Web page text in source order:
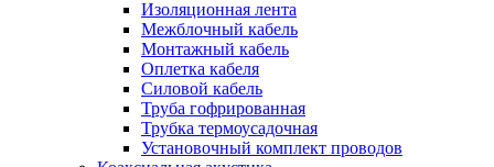
Изоляционная лента
Межблочный кабель
Монтажный кабель
Оплетка кабеля
Силовой кабель
Труба гофрированная
Трубка термоусадочная
Установочный комплект проводов